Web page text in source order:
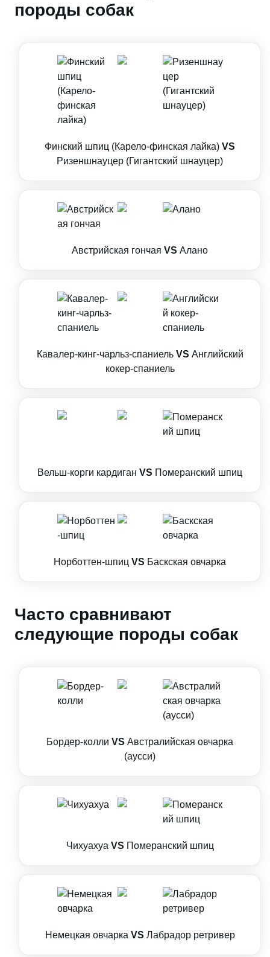
породы собак
Финский шпиц (Карело-финская лайка) VS
Ризеншнауцер (Гигантский шнауцер)
Австрийская гончая VS Алано
Кавалер-кинг-чарльз-спаниель VS Английский
кокер-спаниель
Вельш-корги кардиган VS Померанский шпиц
Норботтен-шпиц VS Баскская овчарка
Часто сравнивают
следующие породы собак
Бордер-колли VS Австралийская овчарка
(аусси)
Чихуахуа VS Померанский шпиц
Немецкая овчарка VS Лабрадор ретривер